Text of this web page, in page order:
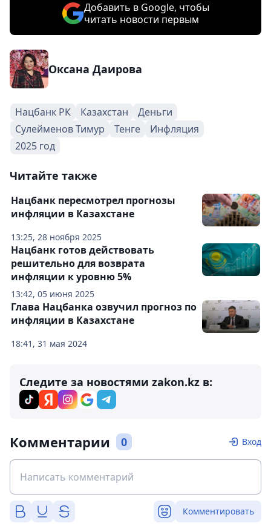
Добавить в Google, чтобы
читать новости первым
Оксана Даирова
Нацбанк РК Казахстан
Деньги
Сулейменов Тимур
Тенге
Инфляция
2025 год
Читайте также
13:25, 28 ноября 2025
Нацбанк пересмотрел прогнозы
инфляции в Казахстане
13:42, 05 июня 2025
Нацбанк готов действовать
решительно для возврата
инфляции к уровню 5%
18:41, 31 мая 2024
Глава Нацбанка озвучил прогноз по
инфляции в Казахстане
Следите за новостями zakon.kz в:
Комментарии 0 Вход
Комментировать